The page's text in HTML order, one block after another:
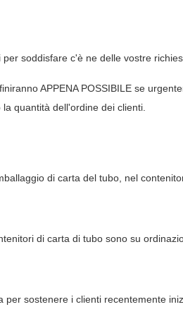
soddisfare c'è ne delle vostre
APPENA POSSIBILE se
quantità dell'ordine dei clienti.
di carta del tubo, nel
di carta di tubo sono su
sostenere i clienti recentemente